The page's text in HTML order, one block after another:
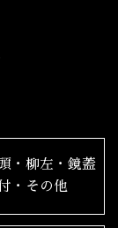
・柳左・鏡蓋
・その他